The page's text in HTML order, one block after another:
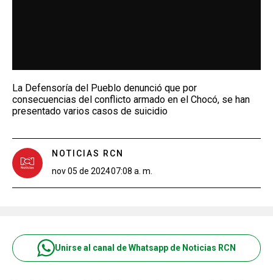
La Defensoría del Pueblo denunció que por
consecuencias del conflicto armado en el Chocó, se han
presentado varios casos de suicidio
NOTICIAS RCN
nov 05 de 202407:08 a. m.
Unirse al canal de Whatsapp de Noticias RCN